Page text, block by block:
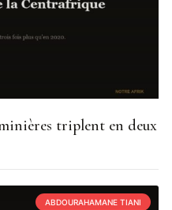
triplent en deux
ABDOURAHAMANE TIANI